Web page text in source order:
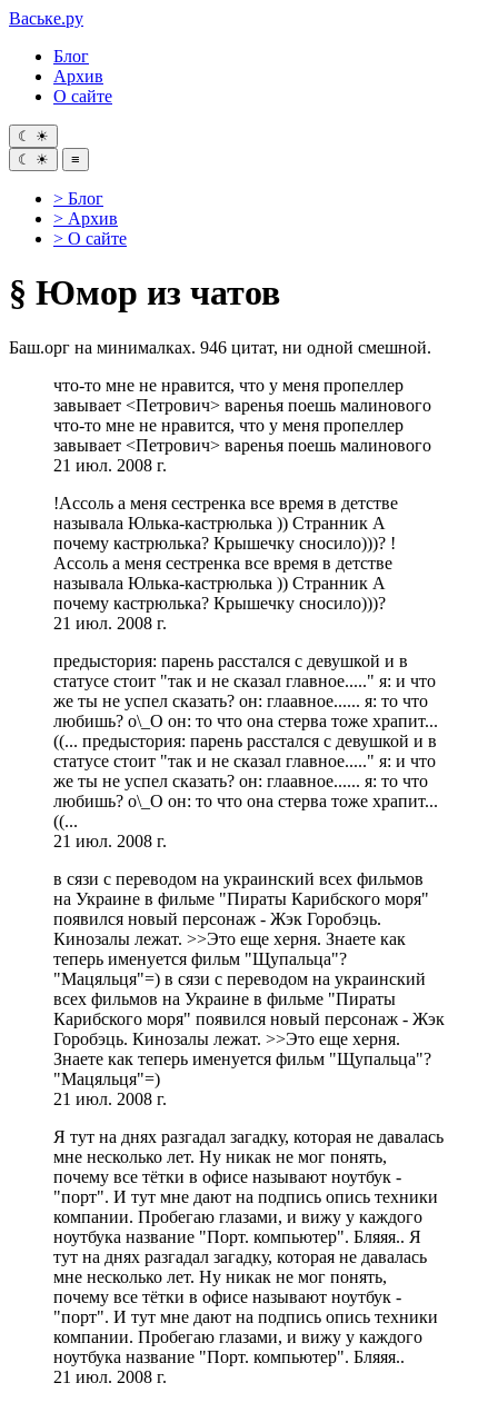
Ваське.ру
Блог
Архив
О сайте
☾
☀
☾
☀ ≡
> Блог
> Архив
> О сайте
§ Юмор из чатов
Баш.орг на минималках. 946 цитат, ни одной смешной.
что-то мне не нравится, что у меня пропеллер
завывает <Петрович> варенья поешь малинового
что-то мне не нравится, что у меня пропеллер
завывает <Петрович> варенья поешь малинового
21 июл. 2008 г.
!Ассоль а меня сестренка все время в детстве
называла Юлька-кастрюлька )) Странник А
почему кастрюлька? Крышечку сносило)))? !
Ассоль а меня сестренка все время в детстве
называла Юлька-кастрюлька )) Странник А
почему кастрюлька? Крышечку сносило)))?
21 июл. 2008 г.
предыстория: парень расстался с девушкой и в
статусе стоит "так и не сказал главное....." я: и что
же ты не успел сказать? он: глаавное...... я: то что
любишь? о\_О он: то что она стерва тоже храпит...
((... предыстория: парень расстался с девушкой и в
статусе стоит "так и не сказал главное....." я: и что
же ты не успел сказать? он: глаавное...... я: то что
любишь? о\_О он: то что она стерва тоже храпит...
((...
21 июл. 2008 г.
в сязи с переводом на украинский всех фильмов
на Украине в фильме "Пираты Карибского моря"
появился новый персонаж - Жэк Горобэць.
Кинозалы лежат. >>Это еще херня. Знаете как
теперь именуется фильм "Щупальца"?
"Мацяльця"=) в сязи с переводом на украинский
всех фильмов на Украине в фильме "Пираты
Карибского моря" появился новый персонаж - Жэк
Горобэць. Кинозалы лежат. >>Это еще херня.
Знаете как теперь именуется фильм "Щупальца"?
"Мацяльця"=)
21 июл. 2008 г.
Я тут на днях разгадал загадку, которая не давалась
мне несколько лет. Ну никак не мог понять,
почему все тётки в офисе называют ноутбук -
"порт". И тут мне дают на подпись опись техники
компании. Пробегаю глазами, и вижу у каждого
ноутбука название "Порт. компьютер". Бляяя.. Я
тут на днях разгадал загадку, которая не давалась
мне несколько лет. Ну никак не мог понять,
почему все тётки в офисе называют ноутбук -
"порт". И тут мне дают на подпись опись техники
компании. Пробегаю глазами, и вижу у каждого
ноутбука название "Порт. компьютер". Бляяя..
21 июл. 2008 г.